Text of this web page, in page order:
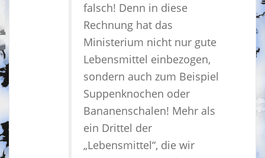
falsch! Denn in diese
Rechnung hat das
Ministerium nicht nur gute
Lebensmittel einbezogen,
sondern auch zum Beispiel
Suppenknochen oder
Bananenschalen! Mehr als
ein Drittel der
„Lebensmittel“, die wir